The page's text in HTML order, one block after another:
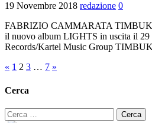
19 Novembre 2018 redazione 0
FABRIZIO CAMMARATA
il nuovo album LIGHTS in uscita il
Records/Kartel Music Group
Paginazione
degli
« 1 2 3 … 7 »
Cerca
Ricerca